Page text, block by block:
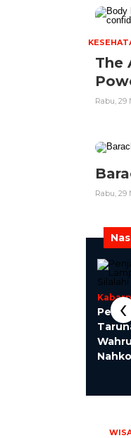
The
Rabu, 29
Rabu, 29
‹